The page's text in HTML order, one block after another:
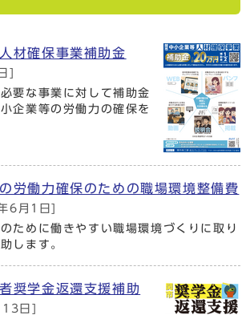
材確保事業補助金
]
要な事業に対して補助金
企業等の労働力の確保を
労働力確保のための職場環境整備費
6月1日]
ために働きやすい職場環境づくりに取り
します。
奨学金返還支援補助
日]